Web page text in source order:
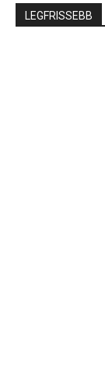
LEGFRISSEBB